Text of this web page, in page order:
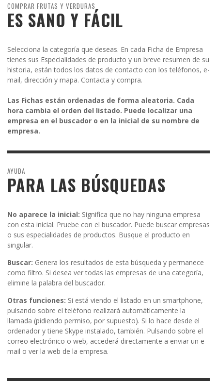
COMPRAR FRUTAS Y VERDURAS
ES SANO Y FÁCIL
Selecciona la categoría que deseas. En cada Ficha de Empresa
tienes sus Especialidades de producto y un breve resumen de su
historia, están todos los datos de contacto con los teléfonos, e-
mail, dirección y mapa. Contacta y compra.
Las Fichas están ordenadas de forma aleatoria. Cada
hora cambia el orden del listado. Puede localizar una
empresa en el buscador o en la inicial de su nombre de
empresa.
AYUDA
PARA LAS BÚSQUEDAS
No aparece la inicial: Significa que no hay ninguna empresa
con esta inicial. Pruebe con el buscador. Puede buscar empresas
o sus especialidades de productos. Busque el producto en
singular.
Buscar: Genera los resultados de esta búsqueda y permanece
como filtro. Si desea ver todas las empresas de una categoría,
elimine la palabra del buscador.
Otras funciones: Si está viendo el listado en un smartphone,
pulsando sobre el teléfono realizará automáticamente la
llamada (pidiendo permiso, por supuesto). Si lo hace desde el
ordenador y tiene Skype instalado, también. Pulsando sobre el
correo electrónico o web, accederá directamente a enviar un e-
mail o ver la web de la empresa.